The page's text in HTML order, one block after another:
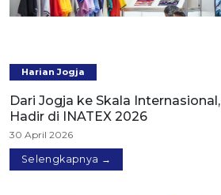
Harian Jogja
Dari Jogja ke Skala
Hadir di INATEX 2026
30 April 2026
Selengkapnya →